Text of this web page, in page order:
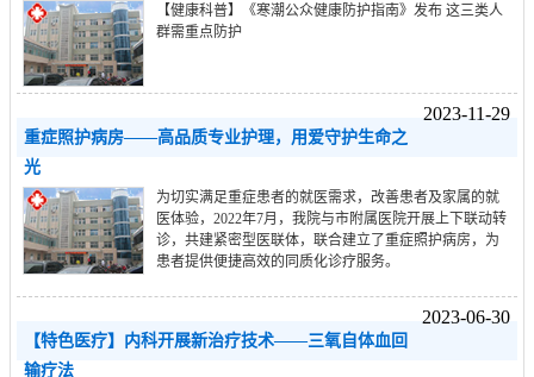
【健康科普】《寒潮公众健康防护指南》发布 这三类人
群需重点防护
2023-11-29
重症照护病房——高品质专业护理，用爱守护生命之
光
为切实满足重症患者的就医需求，改善患者及家属的就
医体验，2022年7月，我院与市附属医院开展上下联动转
诊，共建紧密型医联体，联合建立了重症照护病房，为
患者提供便捷高效的同质化诊疗服务。
2023-06-30
【特色医疗】内科开展新治疗技术——三氧自体血回
输疗法